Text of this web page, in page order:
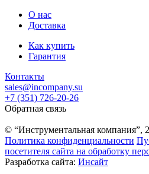
О нас
Доставка
Как купить
Гарантия
Контакты
sales@incompany.su
+7 (351) 726-20-26
Обратная связь
© “Инструментальная компания”,
Политика конфиденциальности
посетителя сайта на обработку
Разработка сайта: Инсайт